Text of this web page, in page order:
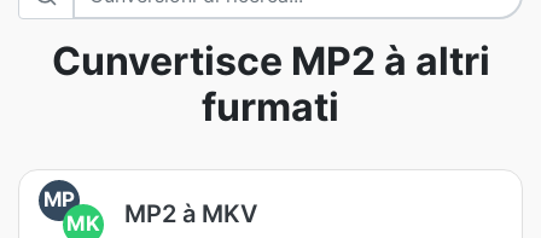
Cunvertisce MP2 à altri
furmati
MP
MK
MP2 à MKV